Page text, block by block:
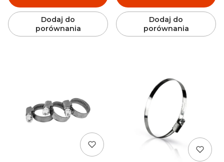
Dodaj do
porównania
Dodaj do
porównania